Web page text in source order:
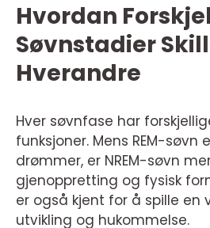
Hvordan
Søvnstadier
Hverandre
Hver søvnfase har
funksjoner. Mens REM-
drømmer, er NREM-søvn
gjenoppretting og fysisk
er også kjent for å spille en
utvikling og hukommelse.